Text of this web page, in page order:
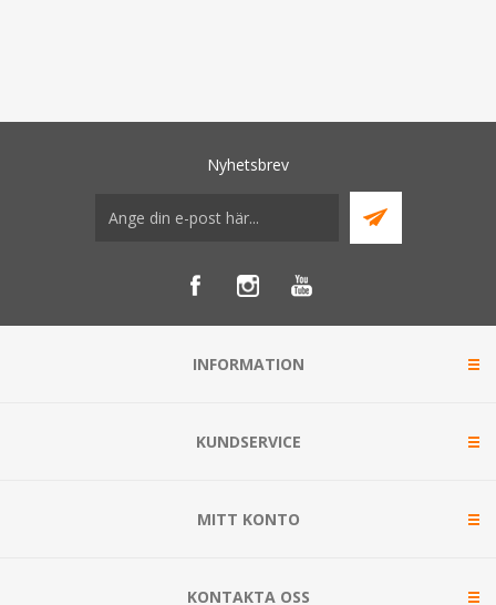
Nyhetsbrev
INFORMATION
KUNDSERVICE
MITT KONTO
KONTAKTA OSS